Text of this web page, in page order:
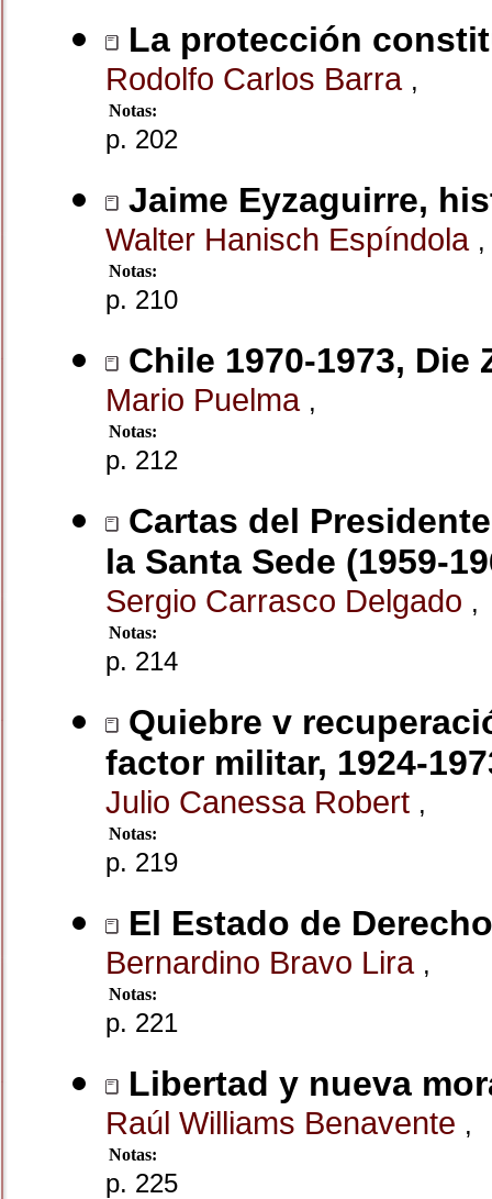
La protección
Rodolfo Carlos Barra ,
Notas:
p. 202
Jaime Eyzaguirre,
Walter Hanisch Espíndola ,
Notas:
p. 210
Chile 1970-1973,
Mario Puelma ,
Notas:
p. 212
Cartas del
la Santa Sede (1959-
Sergio Carrasco Delgado ,
Notas:
p. 214
Quiebre v
factor militar, 1924-
Julio Canessa Robert ,
Notas:
p. 219
El Estado de
Bernardino Bravo Lira ,
Notas:
p. 221
Libertad y nueva
Raúl Williams Benavente ,
Notas:
p. 225